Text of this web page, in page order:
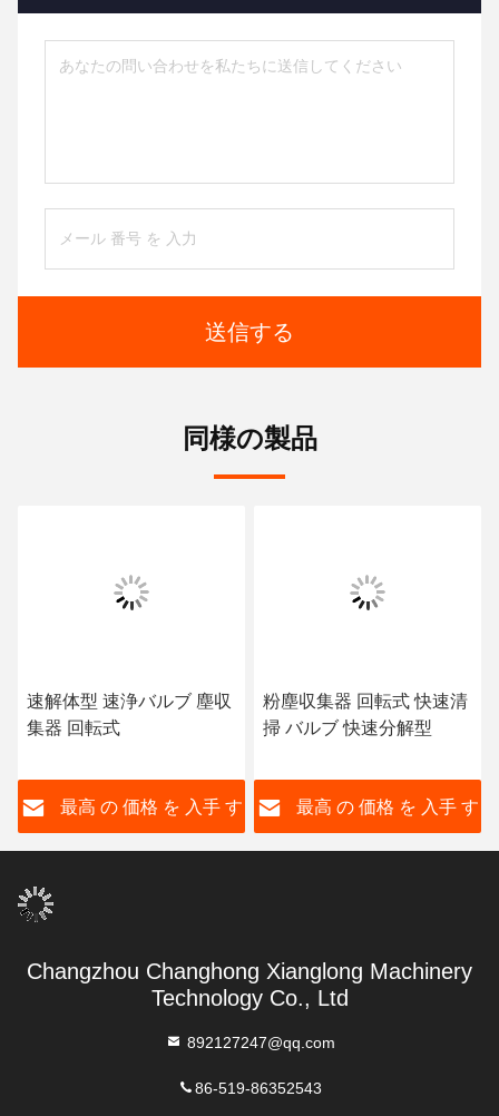
送信する
同様の製品
速解体型 速浄バルブ 塵収
集器 回転式
最高 の 価格 を 入手 す
粉塵収集器 回転式 快速清
掃 バルブ 快速分解型
最高 の 価格 を 入手 す
Changzhou Changhong Xianglong Machinery
Technology Co., Ltd
892127247@qq.com
86-519-86352543